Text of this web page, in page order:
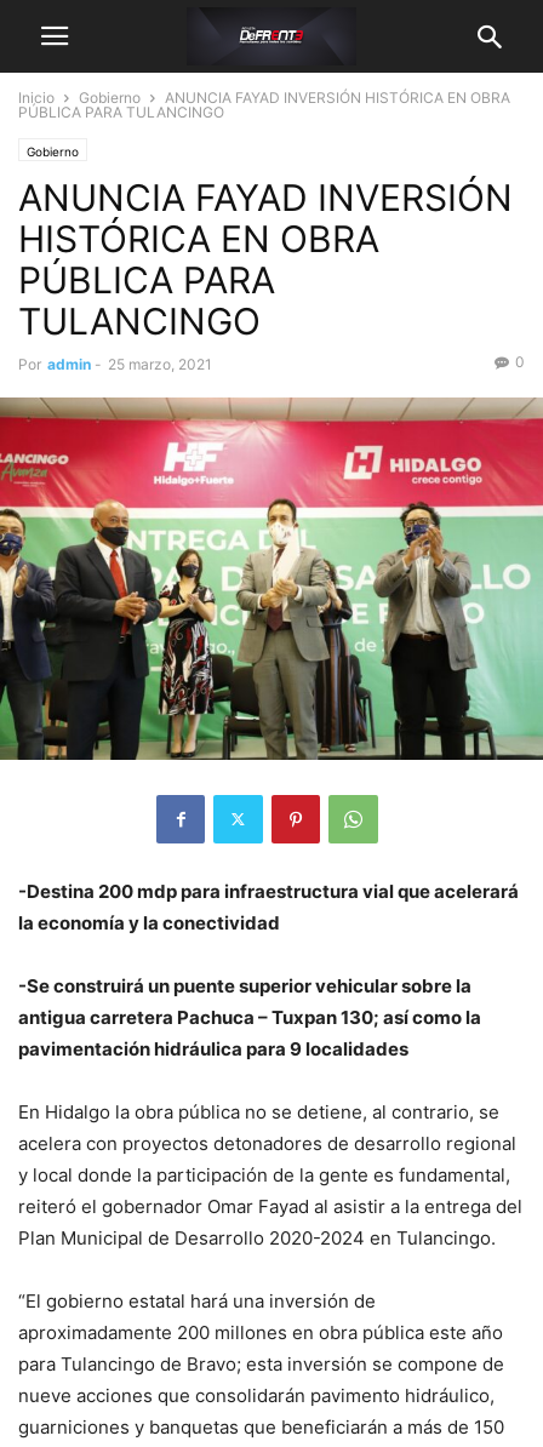
Inicio Gobierno
ANUNCIA FAYAD INVERSIÓN HISTÓRICA EN OBRA
PÚBLICA PARA TULANCINGO
Gobierno
ANUNCIA FAYAD INVERSIÓN
HISTÓRICA EN OBRA
PÚBLICA PARA
TULANCINGO
Por admin - 25 marzo, 2021 0
-Destina 200 mdp para infraestructura vial que acelerará
la economía y la conectividad
-Se construirá un puente superior vehicular sobre la
antigua carretera Pachuca – Tuxpan 130; así como la
pavimentación hidráulica para 9 localidades
En Hidalgo la obra pública no se detiene, al contrario, se
acelera con proyectos detonadores de desarrollo regional
y local donde la participación de la gente es fundamental,
reiteró el gobernador Omar Fayad al asistir a la entrega del
Plan Municipal de Desarrollo 2020-2024 en Tulancingo.
“El gobierno estatal hará una inversión de
aproximadamente 200 millones en obra pública este año
para Tulancingo de Bravo; esta inversión se compone de
nueve acciones que consolidarán pavimento hidráulico,
guarniciones y banquetas que beneficiarán a más de 150